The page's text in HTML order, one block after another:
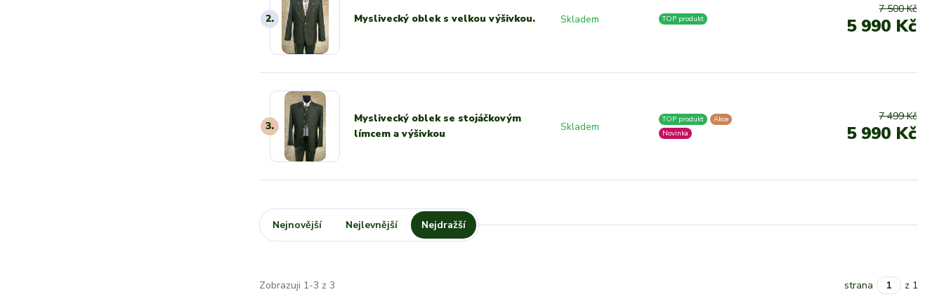
2. Myslivecký oblek s velkou výšivkou. Skladem TOP produkt
7 500 Kč
5 990 Kč
3.
Myslivecký oblek se stojáčkovým
límcem a výšivkou
Skladem
TOP produkt
Akce
Novinka
7 499 Kč
5 990 Kč
Nejnovější Nejlevnější Nejdražší
Zobrazuji 1-3 z 3 strana z 1